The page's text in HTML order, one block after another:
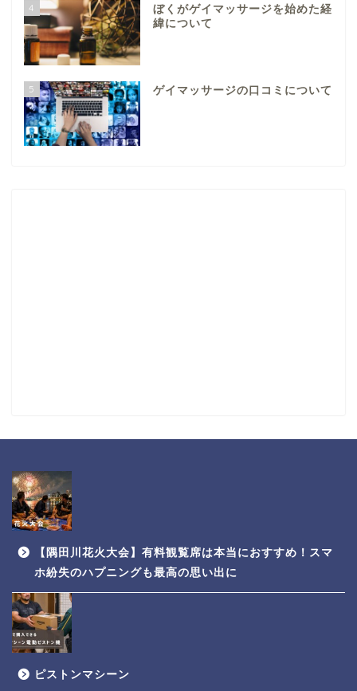
4
ぼくがゲイマッサージを始めた経
緯について
5 ゲイマッサージの口コミについて
【隅田川花火大会】有料観覧席は本当におすすめ！スマ
ホ紛失のハプニングも最高の思い出に
ピストンマシーン